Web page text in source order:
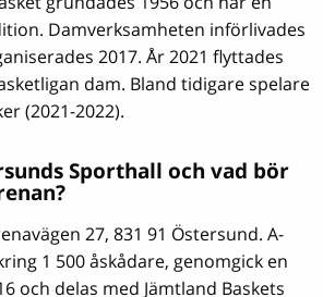
Damverksamheten införlivades
2017. År 2021 flyttades
dam. Bland tidigare spelare
(2021-2022).
Sporthall och vad bör
27, 831 91 Östersund. A-
1 500 åskådare, genomgick en
och delas med Jämtland Baskets